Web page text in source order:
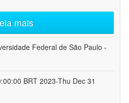
mais
Federal de São Paulo -
BRT 2023-Thu Dec 31